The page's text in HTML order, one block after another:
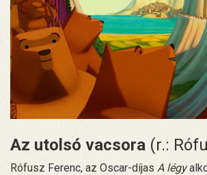
Az utolsó vacsora (r.:
Rófusz Ferenc, az Oscar-díjas A légy